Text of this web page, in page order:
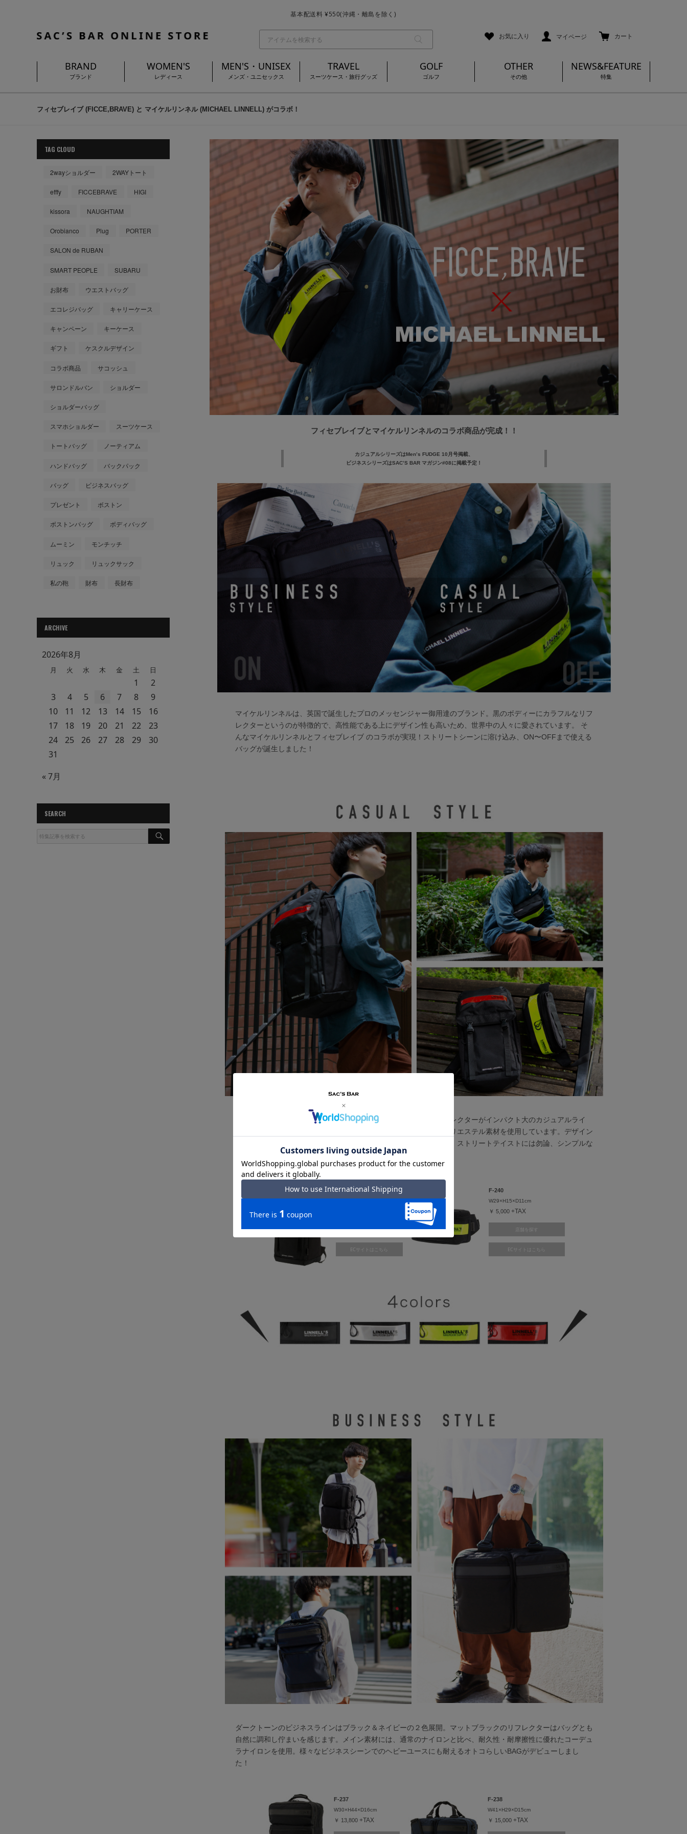
基本配送料 ¥550(沖縄・離島を除く)
お気に入り
マイページ カート
BRAND
ブランド
WOMEN'S
レディース
MEN'S・UNISEX
メンズ・ユニセックス
TRAVEL
スーツケース・旅行グッズ
GOLF
ゴルフ
OTHER
その他
NEWS&FEATURE
特集
フィセブレイブ (FICCE,BRAVE) と マイケルリンネル (MICHAEL LINNELL) がコラボ！
フィセブレイブとマイケルリンネルのコラボ商品が完成！！
カジュアルシリーズはMen’s FUDGE 10月号掲載、
ビジネスシリーズはSAC’S BAR マガジン#08に掲載予定！
マイケルリンネルは、英国で誕生したプロのメッセンジャー御用達のブランド。黒のボディーにカラフルなリフ
レクターというのが特徴的で、高性能である上にデザイン性も高いため、世界中の人々に愛されています。 そ
んなマイケルリンネルとフィセブレイブ のコラボが実現！ストリートシーンに溶け込み、ON〜OFFまで使える
バッグが誕生しました！
ブラックボディにマイケル・リンネルのアイコン的存在であるリフレクターがインパクト大のカジュアルライ
ン。メイン素材には耐久性に優れ、どこか武骨さを感じる1680Dポリエステル素材を使用しています。デザイン
はデイリーユースの２大定番アイテム デイパック＆ボディバッグ！ストリートテイストには勿論、シンプルな
コーディネートのさし色にもおススメです！
F-239
店舗を探す
ECサイトはこちら
F-240
W29×H15×D11cm
￥ 5,000+TAX
店舗を探す
ECサイトはこちら
ダークトーンのビジネスラインはブラック＆ネイビーの２色展開。マットブラックのリフレクターはバッグとも
自然に調和し佇まいを感じます。メイン素材には、通常のナイロンと比べ、耐久性・耐摩擦性に優れたコーデュ
ラナイロンを使用。様々なビジネスシーンでのヘビーユースにも耐えるオトコらしいBAGがデビューしまし
た！
F-237
W30×H44×D16cm
￥ 13,800+TAX
F-238
W41×H29×D15cm
￥ 15,000 +TAX
TAG CLOUD
2wayショルダー 2WAYトート
efffy FICCEBRAVE HIGI
kissora NAUGHTIAM
Orobianco Plug PORTER
SALON de RUBAN
SMART PEOPLE SUBARU
お財布 ウエストバッグ
エコレジバッグ キャリーケース
キャンペーン キーケース
ギフト ケスクルデザイン
コラボ商品 サコッシュ
サロンドルバン ショルダー
ショルダーバッグ
スマホショルダー スーツケース
トートバッグ ノーティアム
ハンドバッグ バックパック
バッグ ビジネスバッグ
プレゼント ボストン
ボストンバッグ ボディバッグ
ムーミン モンチッチ
リュック リュックサック
私の鞄 財布 長財布
ARCHIVE
2026年8月
月 火 水 木 金 土 日
1
2
3
4 5 6 7 8
9
10
11 12 13 14 15
16
17
18 19 20 21 22
23
24
25 26 27 28 29
30
31
« 7月
SEARCH
S
R